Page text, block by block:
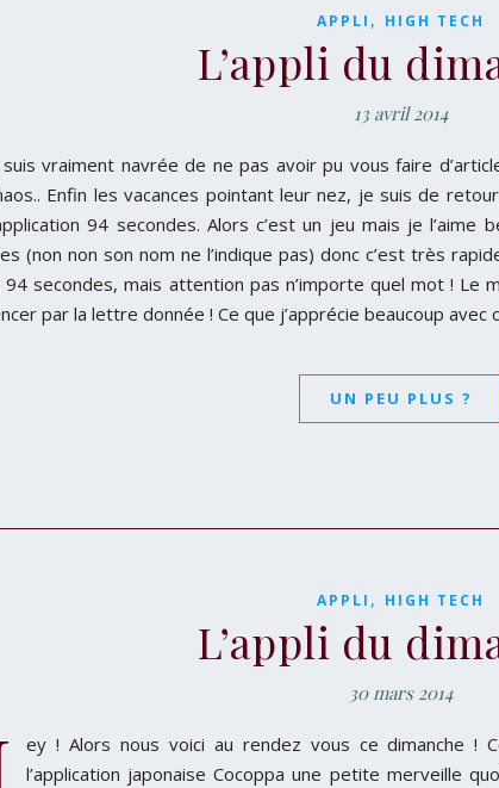
APPLI , HIGH TECH
L’appli du
13 avril 2014
vraiment navrée de ne pas avoir pu vous faire
Enfin les vacances pointant leur nez, je suis de
94 secondes. Alors c’est un jeu mais je
(non non son nom ne l’indique pas) donc c’est très
secondes, mais attention pas n’importe quel mot ! Le
par la lettre donnée ! Ce que j’apprécie beaucoup avec
UN PEU PLUS ?
APPLI , HIGH TECH
L’appli du
30 mars 2014
ey ! Alors nous voici au rendez vous ce dimanche !
l’application japonaise Cocoppa une petite merveille